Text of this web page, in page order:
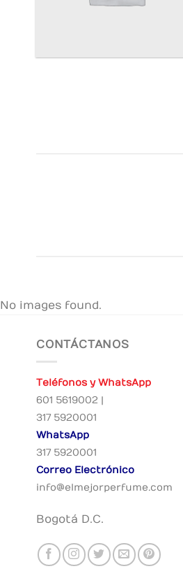
No images found.
CONTÁCTANOS
Teléfonos y WhatsApp
601 5619002 |
317 5920001
WhatsApp
317 5920001
Correo Electrónico
info@elmejorperfume.com
Bogotá D.C.